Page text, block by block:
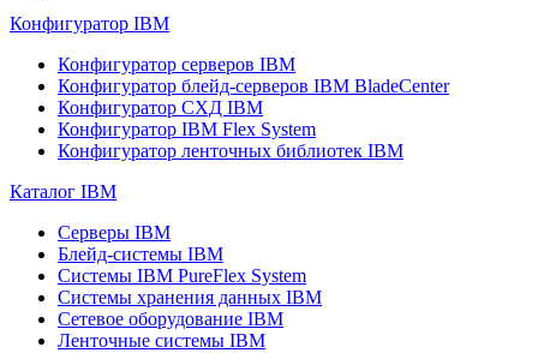
Конфигуратор IBM
Конфигуратор серверов IBM
Конфигуратор блейд-серверов IBM BladeCenter
Конфигуратор СХД IBM
Конфигуратор IBM Flex System
Конфигуратор ленточных библиотек IBM
Каталог IBM
Серверы IBM
Блейд-системы IBM
Системы IBM PureFlex System
Системы хранения данных IBM
Сетевое оборудование IBM
Ленточные системы IBM